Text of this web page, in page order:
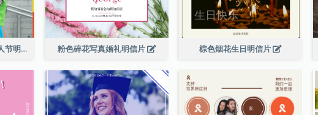
蓝色和红色小丑照片愚人节明信片 粉色碎花写真婚礼明信片 棕色烟花生日明信片